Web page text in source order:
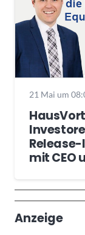
21 Mai um
mit CEO
Anzeige